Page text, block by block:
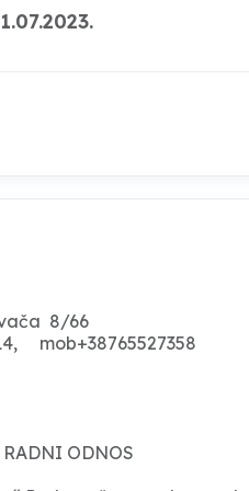
8/66
mob+38765527358
ODNOS